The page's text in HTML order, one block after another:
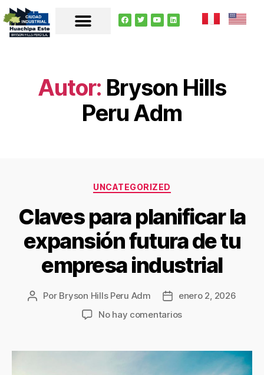
Autor: Bryson Hills
Peru Adm
UNCATEGORIZED
Claves para planificar la
expansión futura de tu
empresa industrial
Por Bryson Hills Peru Adm
enero 2, 2026
No hay comentarios